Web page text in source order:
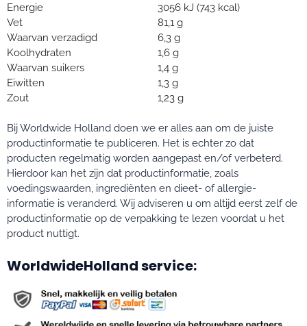
Energie
3056 kJ (743 kcal)
Vet
81,1 g
Waarvan verzadigd
6,3 g
Koolhydraten
1,6 g
Waarvan suikers
1,4 g
Eiwitten
1,3 g
Zout
1,23 g
Bij Worldwide Holland doen we er alles aan om de juiste
productinformatie te publiceren. Het is echter zo dat
producten regelmatig worden aangepast en/of verbeterd.
Hierdoor kan het zijn dat productinformatie, zoals
voedingswaarden, ingrediënten en dieet- of allergie-
informatie is veranderd. Wij adviseren u om altijd eerst zelf de
productinformatie op de verpakking te lezen voordat u het
product nuttigt.
WorldwideHolland service: